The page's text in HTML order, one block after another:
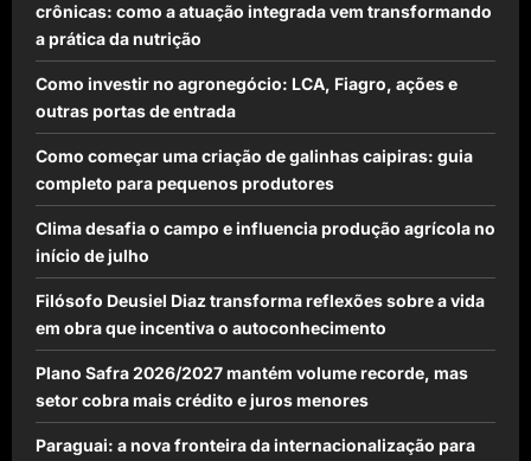
crônicas: como a atuação integrada vem transformando
a prática da nutrição
Como investir no agronegócio: LCA, Fiagro, ações e
outras portas de entrada
Como começar uma criação de galinhas caipiras: guia
completo para pequenos produtores
Clima desafia o campo e influencia produção agrícola no
início de julho
Filósofo Deusiel Diaz transforma reflexões sobre a vida
em obra que incentiva o autoconhecimento
Plano Safra 2026/2027 mantém volume recorde, mas
setor cobra mais crédito e juros menores
Paraguai: a nova fronteira da internacionalização para